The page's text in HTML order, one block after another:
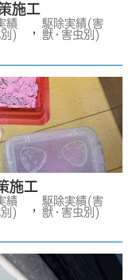
施工
績
)
駆除実績(害
獣・害虫別)
施工
績
)
駆除実績(害
獣・害虫別)